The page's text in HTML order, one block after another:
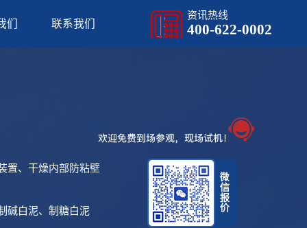
们 联系我们
资讯热线
400-622-0002
置、干燥内部防粘壁
碱白泥、制糖白泥